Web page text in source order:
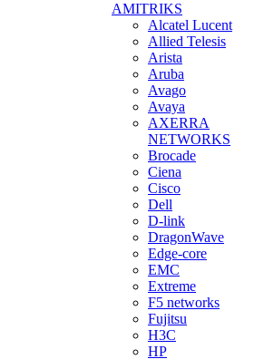
AMITRIKS
Alcatel Lucent
Allied Telesis
Arista
Aruba
Avago
Avaya
AXERRA
NETWORKS
Brocade
Ciena
Cisco
Dell
D-link
DragonWave
Edge-core
EMC
Extreme
F5 networks
Fujitsu
H3С
HP